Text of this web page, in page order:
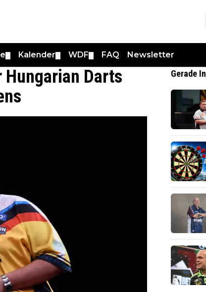
Kalender WDF FAQ Newsletter
Darts
Gerade In